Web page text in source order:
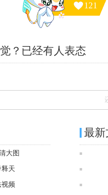
121
？已经有人表态
大图
天
频
最